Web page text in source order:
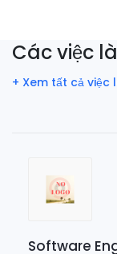
Các việc
+ Xem tất cả việc
Software